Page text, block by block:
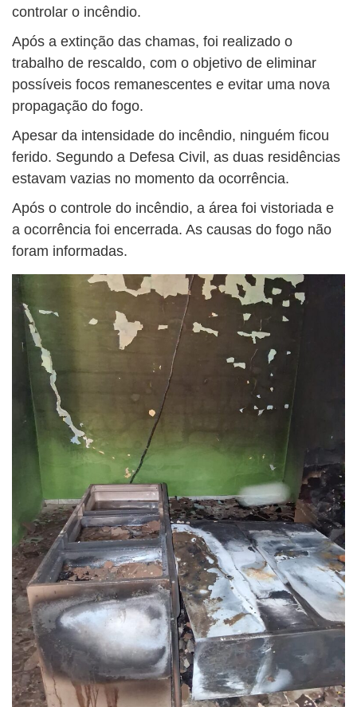
controlar o incêndio.
Após a extinção das chamas, foi realizado o
trabalho de rescaldo, com o objetivo de eliminar
possíveis focos remanescentes e evitar uma nova
propagação do fogo.
Apesar da intensidade do incêndio, ninguém ficou
ferido. Segundo a Defesa Civil, as duas residências
estavam vazias no momento da ocorrência.
Após o controle do incêndio, a área foi vistoriada e
a ocorrência foi encerrada. As causas do fogo não
foram informadas.